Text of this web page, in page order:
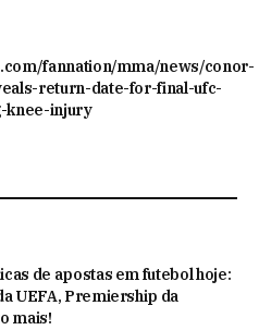
fannation/mma/news/conor-
return-date-for-final-ufc-
knee-injury
de apostas em futebol hoje:
UEFA, Premiership da
mais!